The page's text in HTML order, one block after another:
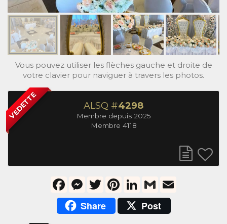
Vous pouvez utiliser les flèches gauche et droite de
votre clavier pour naviguer à travers les photos.
VEDETTE ALSQ #4298
Membre depuis 2025
Membre 4118
FacebookMessenger
TwitterPinterestLinkedIn
Gmail
Share Post